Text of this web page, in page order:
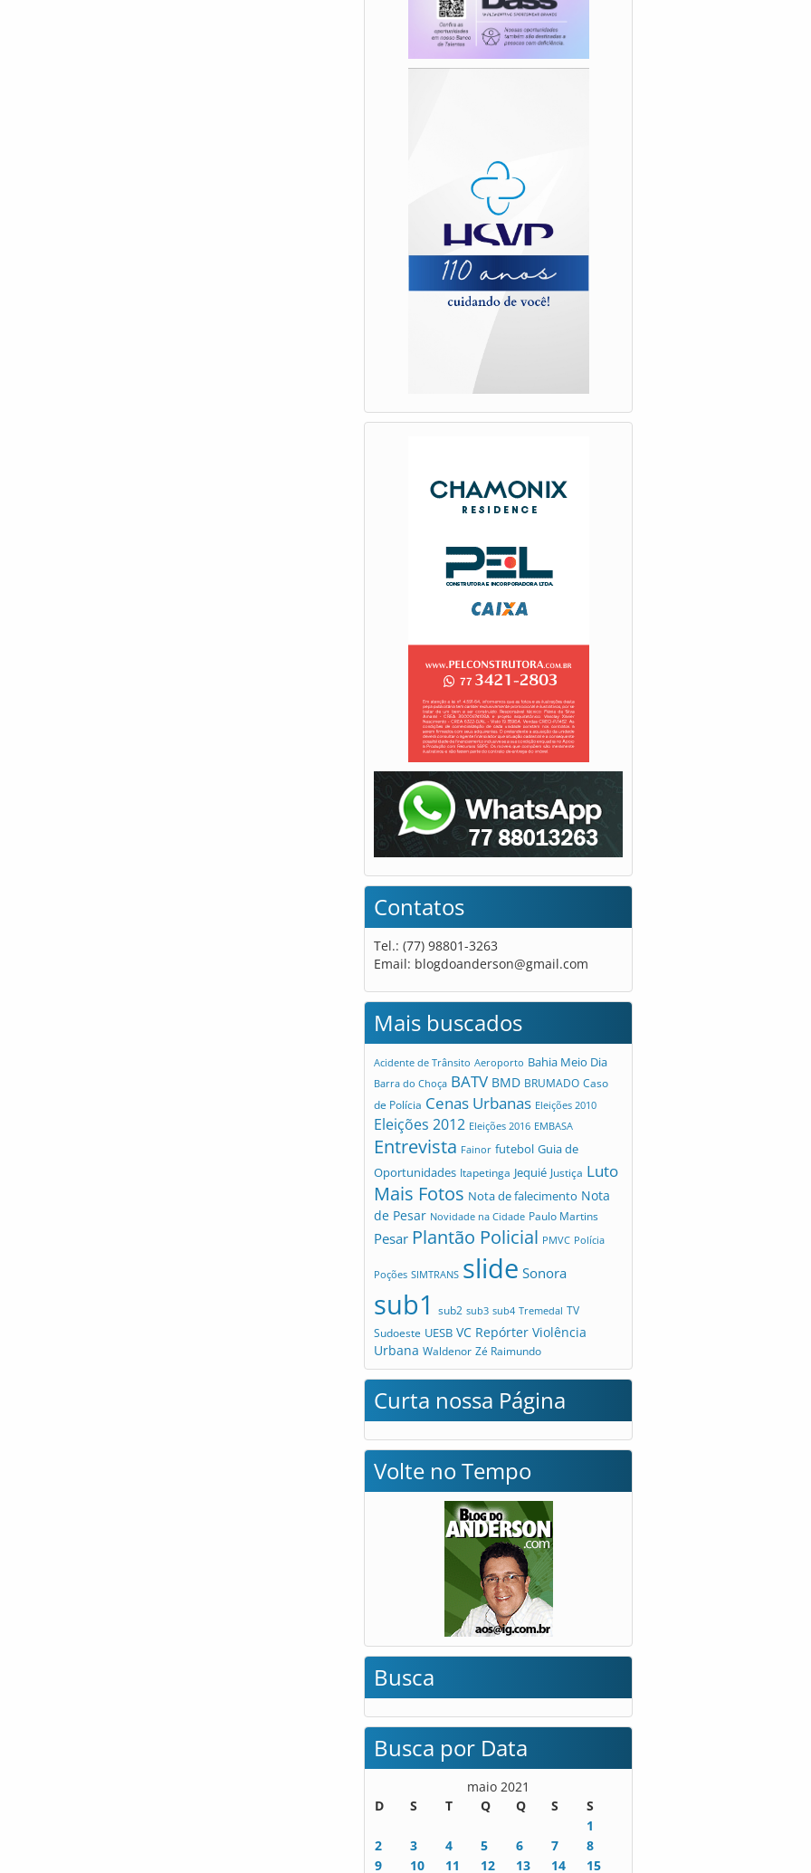
Contatos
Tel.: (77) 98801-3263
Email: blogdoanderson@gmail.com
Mais buscados
Acidente de Trânsito Aeroporto Bahia Meio Dia
Barra do Choça BATV BMD BRUMADO Caso
de Polícia Cenas Urbanas Eleições 2010
Eleições 2012 Eleições 2016 EMBASA
Entrevista Fainor futebol Guia de
Oportunidades Itapetinga Jequié Justiça Luto
Mais Fotos Nota de falecimento Nota
de Pesar Novidade na Cidade Paulo Martins
Pesar Plantão Policial PMVC Polícia
Poções SIMTRANS slide Sonora
sub1 sub2 sub3 sub4 Tremedal TV
Sudoeste UESB VC Repórter Violência
Urbana Waldenor Zé Raimundo
Curta nossa Página
Volte no Tempo
Busca
Busca por Data
maio 2021
D
S T Q Q S
S
1
2
3 4 5 6 7
8
9
10 11 12 13 14 15